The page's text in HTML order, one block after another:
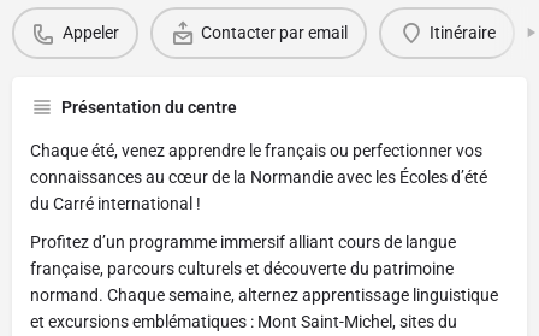
Appeler Contacter par email Itinéraire
Présentation du centre
Chaque été, venez apprendre le français ou perfectionner vos
connaissances au cœur de la Normandie avec les Écoles d’été
du Carré international !
Profitez d’un programme immersif alliant cours de langue
française, parcours culturels et découverte du patrimoine
normand. Chaque semaine, alternez apprentissage linguistique
et excursions emblématiques : Mont Saint-Michel, sites du